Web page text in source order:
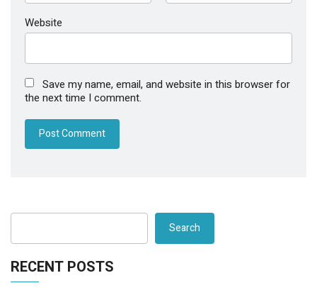
Website
Save my name, email, and website in this browser for
the next time I comment.
Search
RECENT POSTS